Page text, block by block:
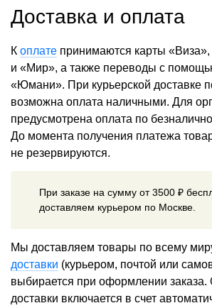
Доставка и оплата
К оплате принимаются карты
и «Мир», а также переводы с
«Юмани». При курьерской доставке
возможна оплата наличными. Для
предусмотрена оплата по
До момента получения платежа
не резервируются.
При заказе на сумму от 3500 ₽
доставляем курьером по Москве.
Мы доставляем товары по всему
доставки (курьером, почтой или
выбирается при оформлении заказа.
доставки включается в счет